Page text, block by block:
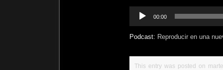
Reproductor
00:00
Podcast: Reproducir en una
This entry was posted on